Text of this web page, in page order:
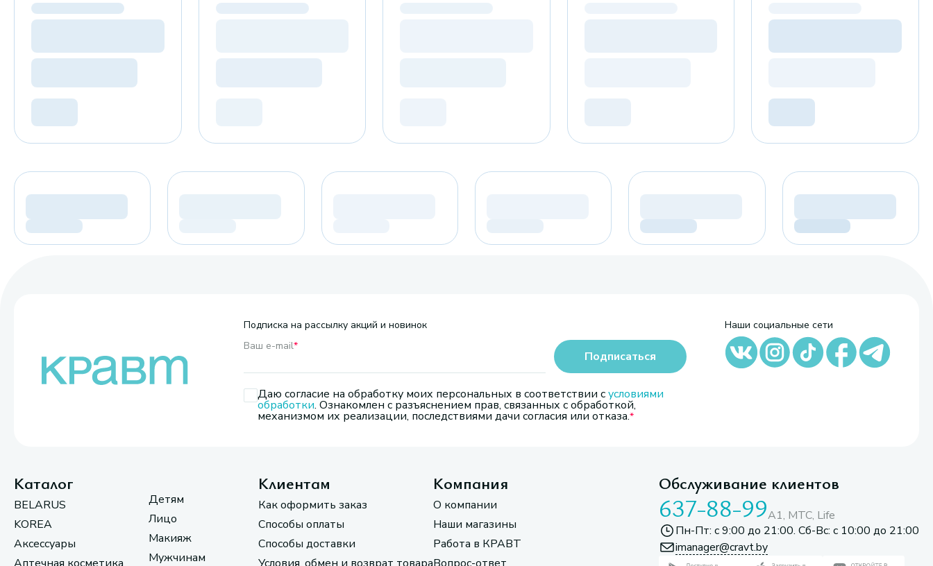
Подписка на рассылку акций и новинок
Ваш e-mail*
Даю согласие на обработку моих персональных в соответствии сусловиями
обработки. Ознакомлен с разъяснением прав, связанных с обработкой,
механизмом их реализации, последствиями дачи согласия или отказа.
Подписаться
Наши социальные сети
Каталог
BELARUS
KOREA
Аксессуары
Детям
Лицо
Макияж
Мужчинам
Клиентам
Как оформить заказ
Способы оплаты
Способы доставки
Компания
О компании
Наши магазины
Работа в КРАВТ
Обслуживание клиентов
637-88-99A1, МТС, Life
Пн-Пт: с 9:00 до 21:00. Сб-Вс: с 10:00 до 21:00
imanager@cravt.by